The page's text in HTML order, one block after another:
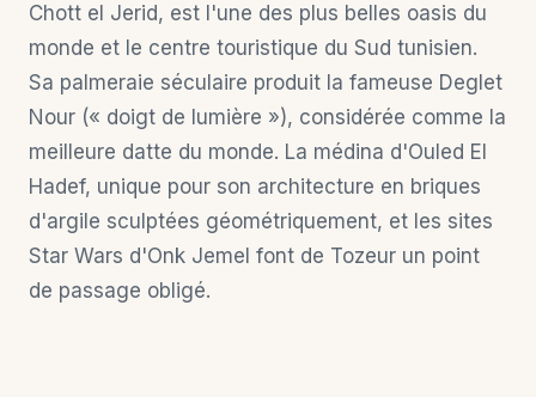
Chott el Jerid, est l'une des plus belles oasis du
monde et le centre touristique du Sud tunisien.
Sa palmeraie séculaire produit la fameuse Deglet
Nour (« doigt de lumière »), considérée comme la
meilleure datte du monde. La médina d'Ouled El
Hadef, unique pour son architecture en briques
d'argile sculptées géométriquement, et les sites
Star Wars d'Onk Jemel font de Tozeur un point
de passage obligé.